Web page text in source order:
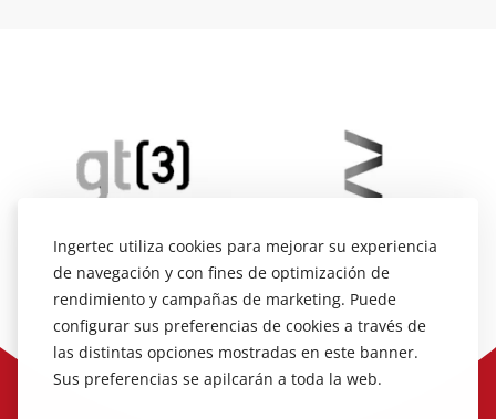
Ingertec utiliza cookies para mejorar su experiencia
de navegación y con fines de optimización de
rendimiento y campañas de marketing. Puede
configurar sus preferencias de cookies a través de
las distintas opciones mostradas en este banner.
Sus preferencias se apilcarán a toda la web.